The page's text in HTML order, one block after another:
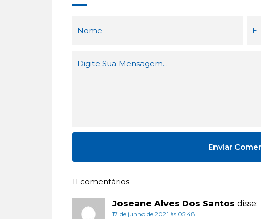
11 comentários.
Joseane Alves Dos Santos disse:
17 de junho de 2021 às 05:48